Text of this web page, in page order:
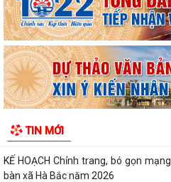
TIN MỚI
Ban chỉ huy quân sự xã Hà Bắc tiếp
nhập ngũ năm 2027 của 4 công dân
Xã Hà Bắc: Bế mạc lớp bồi dưỡng
tượng 4 năm 2026.
hiểm y tế năm 2026 và giai...
KẾ HOẠCH Chỉnh trang, bó gọn
bàn xã Hà Bắc năm 2026